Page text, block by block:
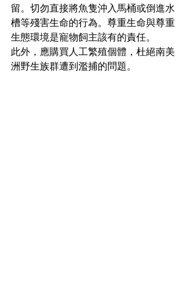
留。切勿直接將魚隻沖入馬桶或倒進水
槽等殘害生命的行為。尊重生命與尊重
生態環境是寵物飼主該有的責任。
此外，應購買人工繁殖個體，杜絕南美
洲野生族群遭到濫捕的問題。